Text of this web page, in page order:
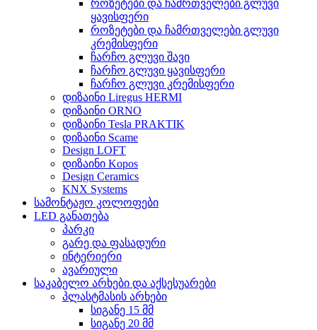
როზეტები და ჩამრთველები გლუვი
ყავისფერი
როზეტები და ჩამრთველები გლუვი
კრემისფერი
ჩარჩო გლუვი შავი
ჩარჩო გლუვი ყავისფერი
ჩარჩო გლუვი კრემისფერი
დიზაინი Liregus HERMI
დიზაინი ORNO
დიზაინი Tesla PRAKTIK
დიზაინი Scame
Design LOFT
დიზაინი Kopos
Design Ceramics
KNX Systems
სამონტაჟო კოლოფები
LED განათება
პარკი
გარე და ფასადური
ინტერიერი
ავარიული
საკაბელო არხები და აქსესუარები
პლასტმასის არხები
სიგანე 15 მმ
სიგანე 20 მმ